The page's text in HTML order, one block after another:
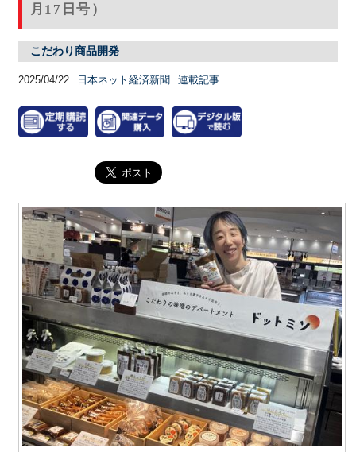
月17日号）
こだわり商品開発
2025/04/22 日本ネット経済新聞 連載記事